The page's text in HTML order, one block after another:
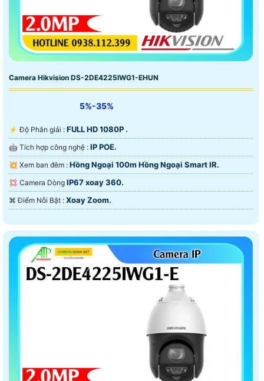
Camera Hikvision DS-2DE4225IWG1-EHUN
5%-35%
️⚡ Độ Phân giải : FULL HD 1080P .
🤖️ Tích hợp công nghệ : IP POE.
💥 Xem ban đêm : Hồng Ngoại 100m Hồng Ngoại Smart IR.
💢 Camera Dòng IP67 xoay 360.
️⌘ Điểm Nỗi Bật : Xoay Zoom.